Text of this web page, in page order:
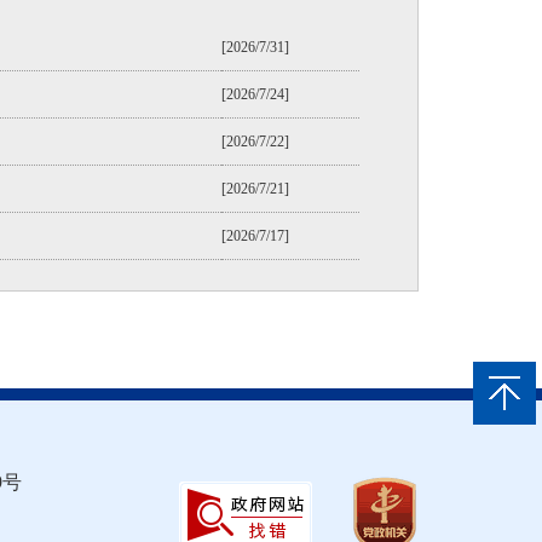
[2026/7/31]
[2026/7/24]
[2026/7/22]
[2026/7/21]
[2026/7/17]